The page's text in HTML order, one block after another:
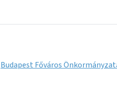
Budapest Főváros